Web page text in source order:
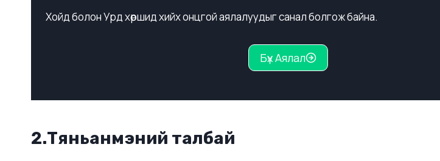
Хойд болон Урд хөршид хийх онцгой аялалуудыг санал болгож байна.
Бүх Аялал
2.Тяньанмэний талбай